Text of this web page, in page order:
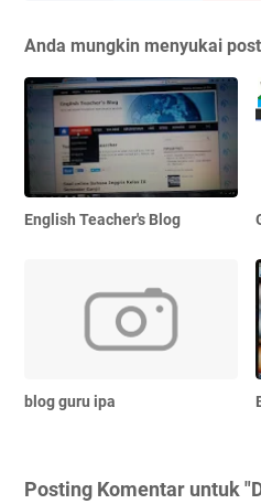
Anda mungkin menyukai
English Teacher's Blog
blog guru ipa
Posting Komentar untuk